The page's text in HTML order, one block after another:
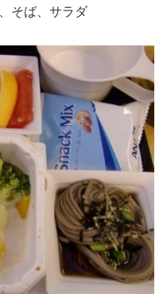
そば、サラダ